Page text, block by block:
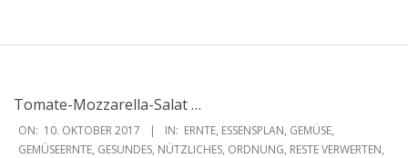
Tomate-Mozzarella-Salat …
2017-
10-
ON: 10. OKTOBER 2017 IN: ERNTE, ESSENSPLAN, GEMÜSE,
GEMÜSEERNTE, GESUNDES, NÜTZLICHES, ORDNUNG, RESTE VERWERTEN,